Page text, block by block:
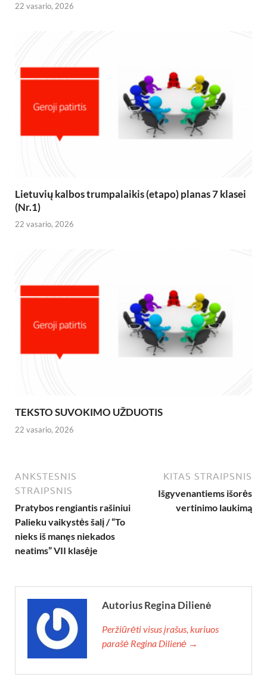
22 vasario, 2026
Lietuvių kalbos trumpalaikis (etapo) planas 7 klasei
(Nr.1)
22 vasario, 2026
TEKSTO SUVOKIMO UŽDUOTIS
22 vasario, 2026
ANKSTESNIS
STRAIPSNIS
Pratybos rengiantis rašiniui
Palieku vaikystės šalį / “To
nieks iš manęs niekados
neatims” VII klasėje
KITAS STRAIPSNIS
Išgyvenantiems išorės
vertinimo laukimą
Autorius Regina Dilienė
Peržiūrėti visus įrašus, kuriuos
parašė Regina Dilienė →